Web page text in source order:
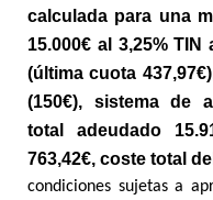
calculada para una
15.000€ al 3,25%
(última cuota
(150€), sistema de
total adeudado
763,42€, coste total
condiciones sujetas a